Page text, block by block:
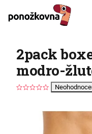
2pack
modro-